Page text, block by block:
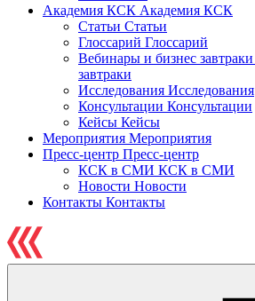
Академия КСК Академия КСК
Статьи Статьи
Глоссарий Глоссарий
Вебинары и бизнес завтраки
завтраки
Исследования Исследования
Консультации Консультации
Кейсы Кейсы
Мероприятия Мероприятия
Пресс-центр Пресс-центр
КСК в СМИ КСК в СМИ
Новости Новости
Контакты Контакты